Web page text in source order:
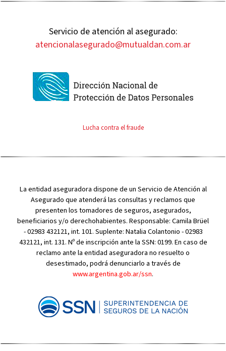
Servicio de atención al asegurado:
atencionalasegurado@mutualdan.com.ar
Lucha contra el fraude
La entidad aseguradora dispone de un Servicio de Atención al
Asegurado que atenderá las consultas y reclamos que
presenten los tomadores de seguros, asegurados,
beneficiarios y/o derechohabientes. Responsable: Camila Brüel
- 02983 432121, int. 101. Suplente: Natalia Colantonio - 02983
432121, int. 131. Nº de inscripción ante la SSN: 0199. En caso de
reclamo ante la entidad aseguradora no resuelto o
desestimado, podrá denunciarlo a través de
www.argentina.gob.ar/ssn.